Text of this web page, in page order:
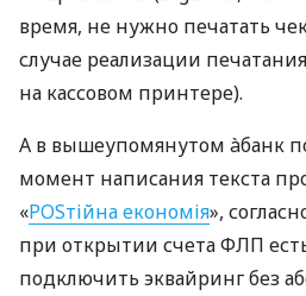
время, не нужно печатать
случае реализации
на кассовом принтере).
А в вышеупомянутом àбанк
момент написания текста
«POSтійна економія»,
при открытии счета ФЛП
подключить эквайринг без